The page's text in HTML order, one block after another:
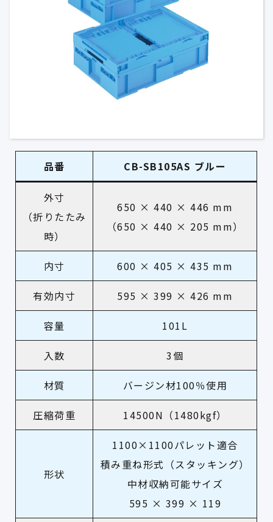
品番 CB-SB105AS ブルー
外寸
（折りたたみ
時）
650 × 440 × 446 mm
（650 × 440 × 205 mm）
内寸 600 × 405 × 435 mm
有効内寸 595 × 399 × 426 mm
容量 101L
入数 3個
材質 バージン材100％使用
圧縮荷重 14500N（1480kgf）
形状
1100×1100パレット適合
積み重ね形式（スタッキング）
中材収納可能サイズ
595 × 399 × 119